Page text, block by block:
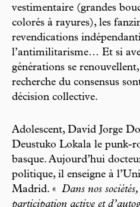
vestimentaire (grandes
colorés à rayures), les
revendications
l’antimilitarisme… Et si
générations se
recherche du consensus
décision collective.
Adolescent, David Jorge
Deustuko Lokala le punk-
basque. Aujourd’hui
politique, il enseigne à
Madrid. « Dans nos
participation active et